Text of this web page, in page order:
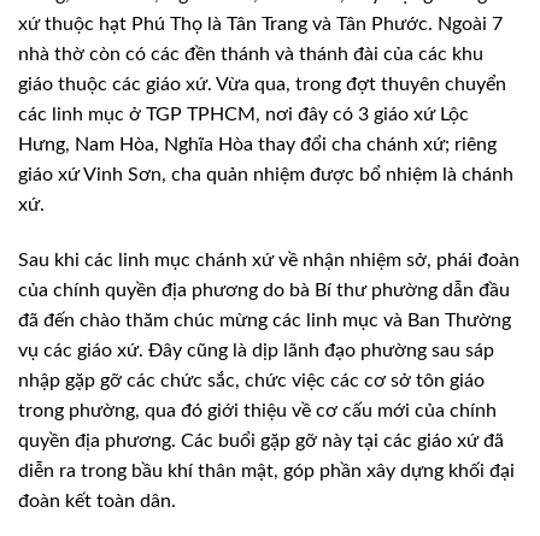
xứ thuộc hạt Phú Thọ là Tân Trang và Tân Phước. Ngoài 7
nhà thờ còn có các đền thánh và thánh đài của các khu
giáo thuộc các giáo xứ. Vừa qua, trong đợt thuyên chuyển
các linh mục ở TGP TPHCM, nơi đây có 3 giáo xứ Lộc
Hưng, Nam Hòa, Nghĩa Hòa thay đổi cha chánh xứ; riêng
giáo xứ Vinh Sơn, cha quản nhiệm được bổ nhiệm là chánh
xứ.
Sau khi các linh mục chánh xứ về nhận nhiệm sở, phái đoàn
của chính quyền địa phương do bà Bí thư phường dẫn đầu
đã đến chào thăm chúc mừng các linh mục và Ban Thường
vụ các giáo xứ. Đây cũng là dịp lãnh đạo phường sau sáp
nhập gặp gỡ các chức sắc, chức việc các cơ sở tôn giáo
trong phường, qua đó giới thiệu về cơ cấu mới của chính
quyền địa phương. Các buổi gặp gỡ này tại các giáo xứ đã
diễn ra trong bầu khí thân mật, góp phần xây dựng khối đại
đoàn kết toàn dân.